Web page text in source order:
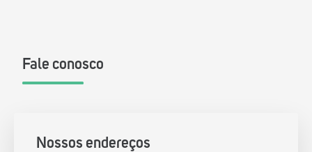
Fale conosco
Nossos endereços